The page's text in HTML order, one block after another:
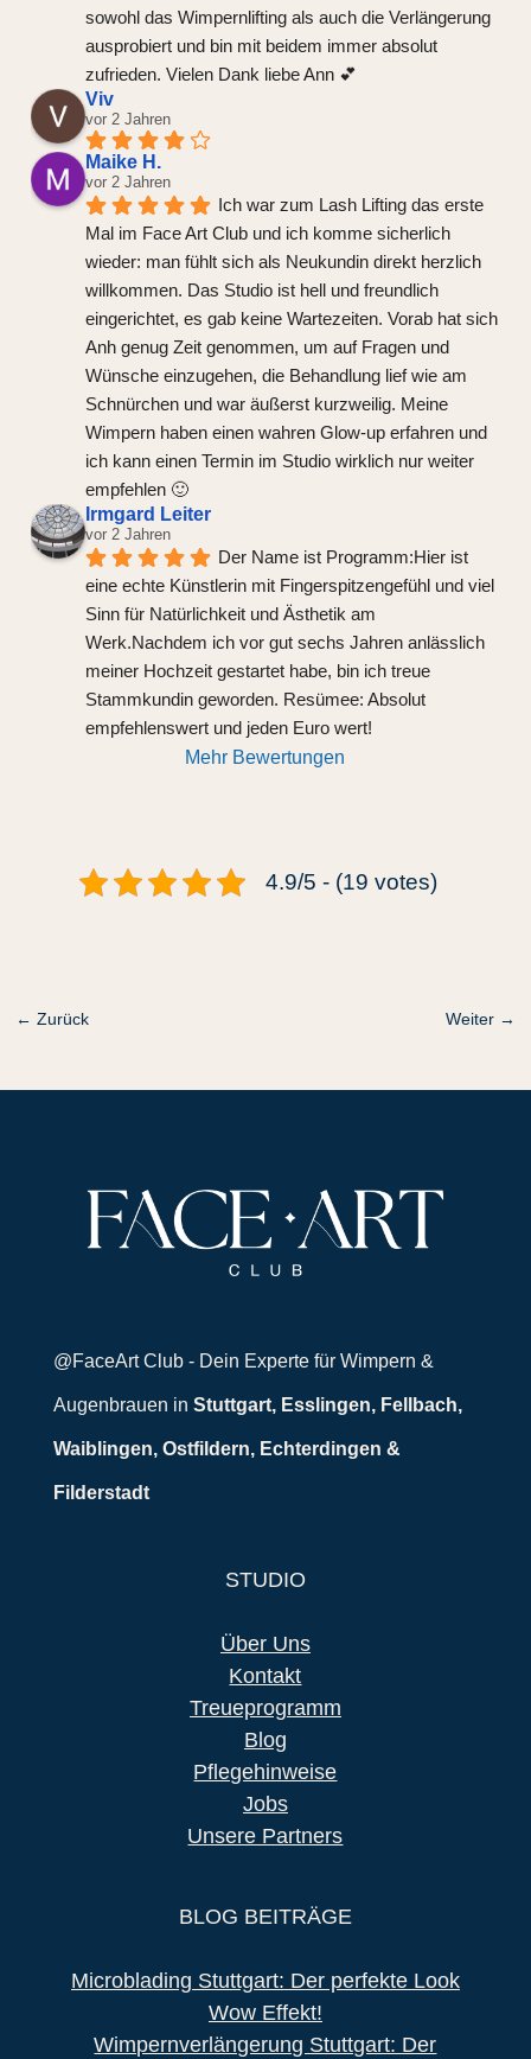
sowohl das Wimpernlifting als auch die Verlängerung
ausprobiert und bin mit beidem immer absolut
zufrieden. Vielen Dank liebe Ann 💕
Viv
vor 2 Jahren
Maike H.
vor 2 Jahren
Ich war zum Lash Lifting das erste
Mal im Face Art Club und ich komme sicherlich
wieder: man fühlt sich als Neukundin direkt herzlich
willkommen. Das Studio ist hell und freundlich
eingerichtet, es gab keine Wartezeiten. Vorab hat sich
Anh genug Zeit genommen, um auf Fragen und
Wünsche einzugehen, die Behandlung lief wie am
Schnürchen und war äußerst kurzweilig. Meine
Wimpern haben einen wahren Glow-up erfahren und
ich kann einen Termin im Studio wirklich nur weiter
empfehlen 🙂
Irmgard Leiter
vor 2 Jahren
Der Name ist Programm:Hier ist
eine echte Künstlerin mit Fingerspitzengefühl und viel
Sinn für Natürlichkeit und Ästhetik am
Werk.Nachdem ich vor gut sechs Jahren anlässlich
meiner Hochzeit gestartet habe, bin ich treue
Stammkundin geworden. Resümee: Absolut
empfehlenswert und jeden Euro wert!
Mehr Bewertungen
4.9/5 - (19 votes)
←Zurück Weiter→
@FaceArt Club - Dein Experte für Wimpern &
Augenbrauen in Stuttgart, Esslingen, Fellbach,
Waiblingen, Ostfildern, Echterdingen &
Filderstadt
STUDIO
Über Uns
Kontakt
Treueprogramm
Blog
Pflegehinweise
Jobs
Unsere Partners
BLOG BEITRÄGE
Microblading Stuttgart: Der perfekte Look
Wow Effekt!
Wimpernverlängerung Stuttgart: Der